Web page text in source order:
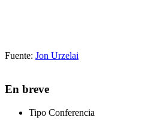
Fuente: Jon Urzelai
En breve
Tipo Conferencia